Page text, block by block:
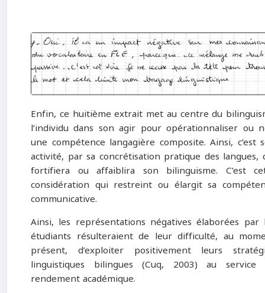
Enfin, ce huitième extrait met au centre du
l’individu dans son agir pour opérationnaliser ou
une compétence langagière composite. Ainsi, c’est
activité, par sa concrétisation pratique des langues,
fortifiera ou affaiblira son bilinguisme. C’est
considération qui restreint ou élargit sa
communicative.
Ainsi, les représentations négatives élaborées par
étudiants résulteraient de leur difficulté, au
présent, d’exploiter positivement leurs
linguistiques bilingues (Cuq, 2003) au service
rendement académique.